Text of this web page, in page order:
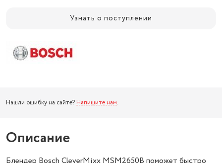
Узнать о поступлении
Нашли ошибку на сайте? Напишите нам.
Описание